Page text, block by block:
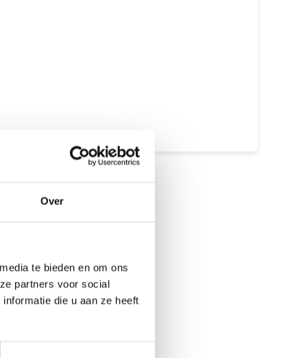
Over
te bieden en om ons
partners voor social
die u aan ze heeft
Maak een afspraak